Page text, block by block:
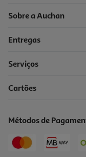
Sobre a Auchan
Entregas
Serviços
Cartões
Métodos de